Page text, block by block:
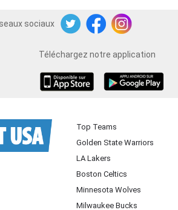
sociaux
TwitterFacebookInstagram
Téléchargez notre application
Top Teams
Golden State Warriors
LA Lakers
Boston Celtics
Minnesota Wolves
Milwaukee Bucks